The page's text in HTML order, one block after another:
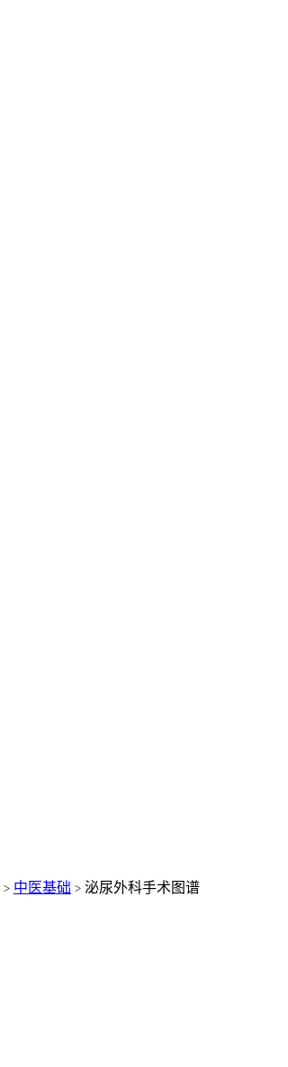
> 中医基础 > 泌尿外科手术图谱